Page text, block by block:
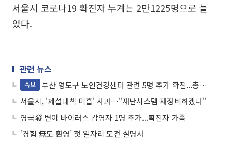
서울시 코로나19 확진자 누계는 2만1225명으로 늘
었다.
관련 뉴스
속보
부산 영도구 노인건강센터 관련 5명 추가 확진...총 85명
서울시, '제설대책 미흡' 사과…"재난시스템 재정비하겠다"
영국發 변이 바이러스 감염자 1명 추가...확진자 가족
‘경험 無도 환영’ 첫 일자리 도전 설명서